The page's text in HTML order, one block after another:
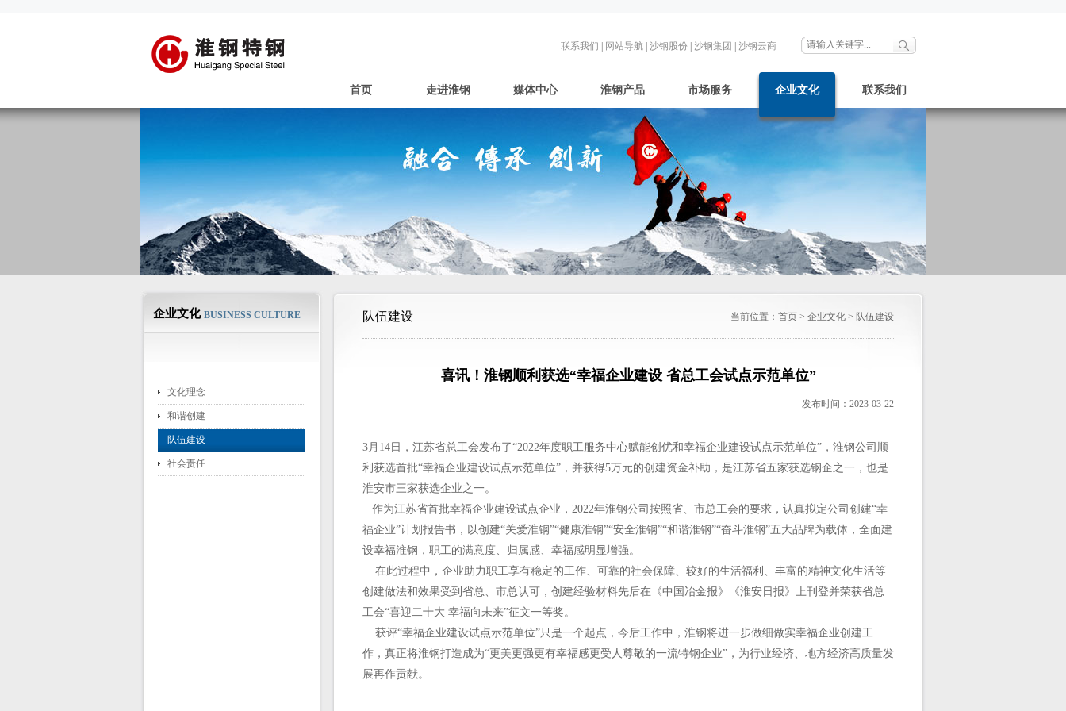
联系我们 网站导航 沙钢股份 沙钢集团 沙钢云商
首页 走进淮钢 媒体中心 淮钢产品 市场服务 企业文化 联系我们
企业文化 BUSINESS CULTURE
文化理念
和谐创建
队伍建设
社会责任
当前位置： 首页 > 企业文化 > 队伍建设
队伍建设
喜讯！淮钢顺利获选“幸福企业建设 省总工会试点示范单位”
发布时间：2023-03-22
3月14日，江苏省总工会发布了“2022年度职工服务中心赋能创优和幸福企业建设试点示范单位”，淮钢公司顺
利获选首批“幸福企业建设试点示范单位”，并获得5万元的创建资金补助，是江苏省五家获选钢企之一，也是
淮安市三家获选企业之一。
作为江苏省首批幸福企业建设试点企业，2022年淮钢公司按照省、市总工会的要求，认真拟定公司创建“幸
福企业”计划报告书，以创建“关爱淮钢”“健康淮钢”“安全淮钢”“和谐淮钢”“奋斗淮钢”五大品牌为载体，全面建
设幸福淮钢，职工的满意度、归属感、幸福感明显增强。
在此过程中，企业助力职工享有稳定的工作、可靠的社会保障、较好的生活福利、丰富的精神文化生活等
创建做法和效果受到省总、市总认可，创建经验材料先后在《中国冶金报》《淮安日报》上刊登并荣获省总
工会“喜迎二十大 幸福向未来”征文一等奖。
获评“幸福企业建设试点示范单位”只是一个起点，今后工作中，淮钢将进一步做细做实幸福企业创建工
作，真正将淮钢打造成为“更美更强更有幸福感更受人尊敬的一流特钢企业”，为行业经济、地方经济高质量发
展再作贡献。